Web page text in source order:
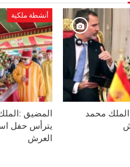
الملك محمد
أنشطة ملكية
المضيق
يترأس حفل
العرش